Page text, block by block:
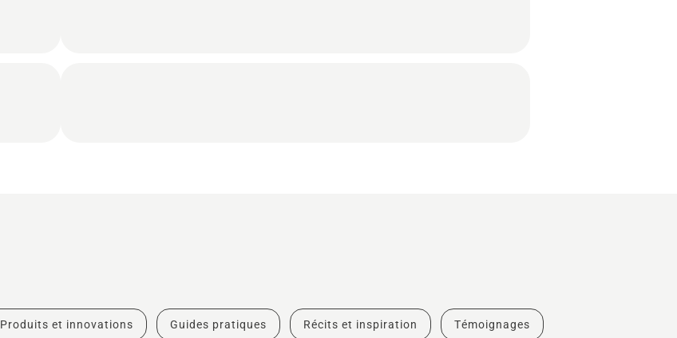
Produits et innovations Guides pratiques Récits et inspiration Témoignages